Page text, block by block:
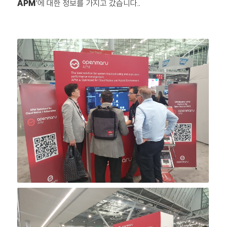
APM‘에 대한 정보를 가지고 갔습니다..